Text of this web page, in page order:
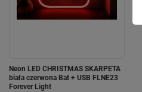
Neon LED CHRISTMAS SKARPETA
biała czerwona Bat + USB FLNE23
Forever Light